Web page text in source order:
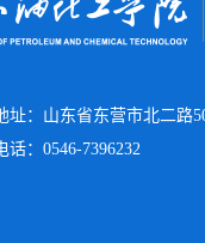
址：山东省东营市北二路
话：0546-7396232